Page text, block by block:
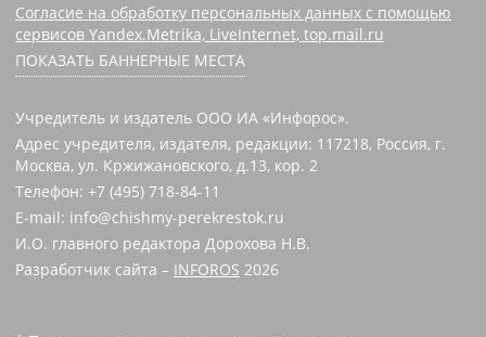
Согласие на обработку персональных данных с помощью
сервисов Yandex.Metrika, LiveInternet, top.mail.ru
ПОКАЗАТЬ БАННЕРНЫЕ МЕСТА
Учредитель и издатель ООО ИА «Инфорос».
Адрес учредителя, издателя, редакции: 117218, Россия, г.
Москва, ул. Кржижановского, д.13, кор. 2
Телефон: +7 (495) 718-84-11
E-mail: info@chishmy-perekrestok.ru
И.О. главного редактора Дорохова Н.В.
Разработчик сайта – INFOROS 2026